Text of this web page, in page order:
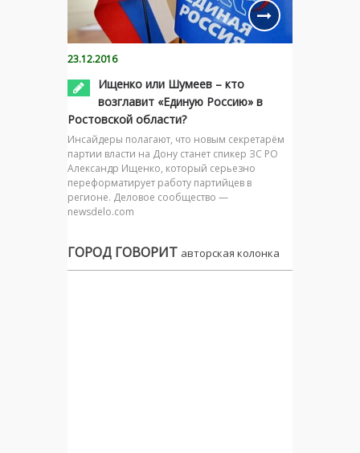
23.12.2016
Ищенко или Шумеев – кто
возглавит «Единую Россию» в
Ростовской области?
Инсайдеры полагают, что новым секретарём
партии власти на Дону станет спикер ЗС РО
Александр Ищенко, который серьезно
переформатирует работу партийцев в
регионе. Деловое сообщество —
newsdelo.com
ГОРОД ГОВОРИТ авторская колонка